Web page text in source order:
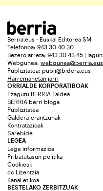
Berria.eus - Euskal Editorea SM
Telefonoa: 943 30 40 30
Bezero arreta: 943 30 43 45 |
Webgunea: webgunea@berria.eus
Publizitatea: publi@bidera.eus
Harremanetan jarri
ORRIALDE KORPORATIBOAK
Ezagutu BERRIA Taldea
BERRIA berri bloga
Publizitatea
Galdera-erantzunak
Kontratazioak
Sarebide
LEGEA
Lege informazioa
Pribatutasun politika
Cookieak
cc Lizentzia
Kanal etikoa
BESTELAKO ZERBITZUAK